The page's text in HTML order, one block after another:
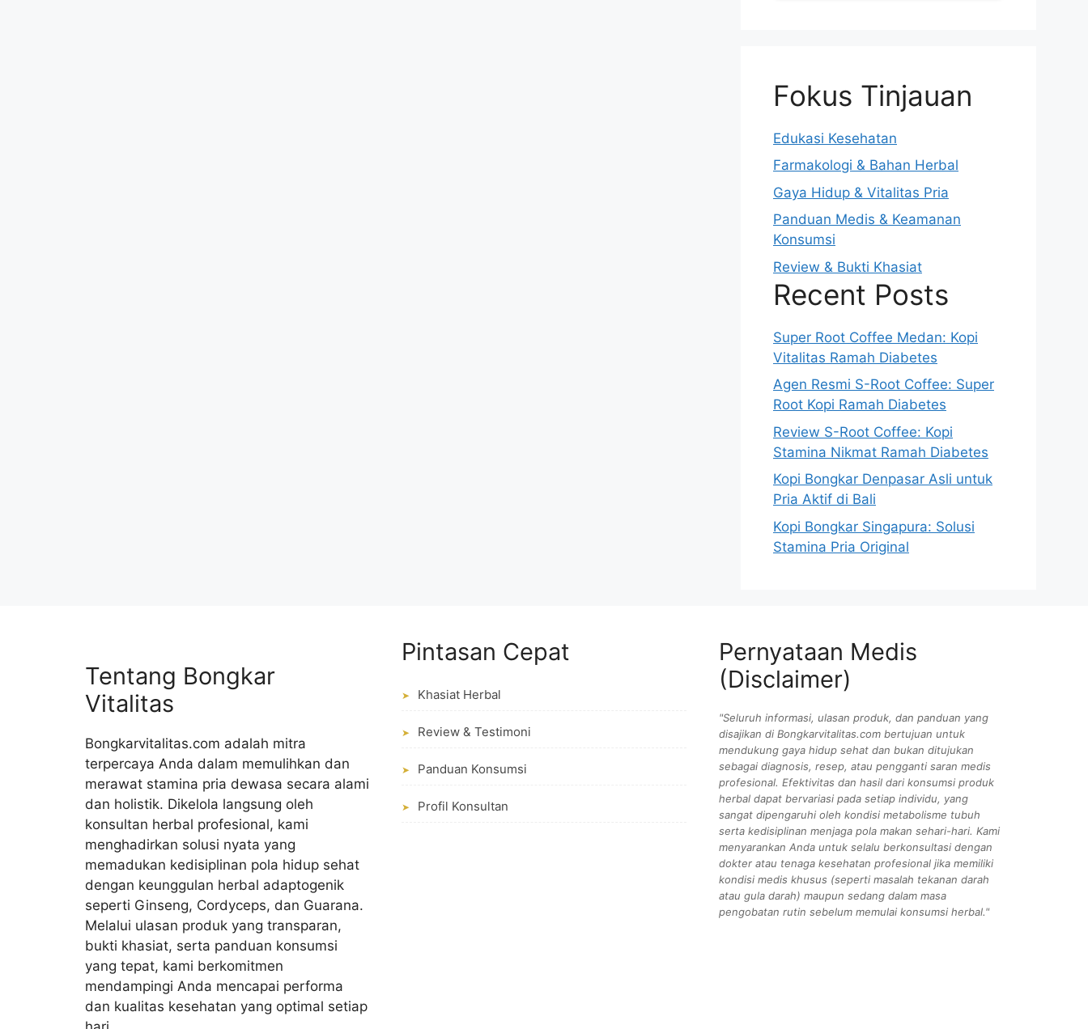
Fokus Tinjauan
Edukasi Kesehatan
Farmakologi & Bahan Herbal
Gaya Hidup & Vitalitas Pria
Panduan Medis & Keamanan
Konsumsi
Review & Bukti Khasiat
Recent Posts
Super Root Coffee Medan: Kopi
Vitalitas Ramah Diabetes
Agen Resmi S-Root Coffee: Super
Root Kopi Ramah Diabetes
Review S-Root Coffee: Kopi
Stamina Nikmat Ramah Diabetes
Kopi Bongkar Denpasar Asli untuk
Pria Aktif di Bali
Kopi Bongkar Singapura: Solusi
Stamina Pria Original
Tentang Bongkar
Vitalitas
Bongkarvitalitas.com adalah mitra
terpercaya Anda dalam memulihkan dan
merawat stamina pria dewasa secara alami
dan holistik. Dikelola langsung oleh
konsultan herbal profesional, kami
menghadirkan solusi nyata yang
memadukan kedisiplinan pola hidup sehat
dengan keunggulan herbal adaptogenik
seperti Ginseng, Cordyceps, dan Guarana.
Melalui ulasan produk yang transparan,
bukti khasiat, serta panduan konsumsi
yang tepat, kami berkomitmen
mendampingi Anda mencapai performa
dan kualitas kesehatan yang optimal setiap
Pintasan Cepat
➤ Khasiat Herbal
➤ Review & Testimoni
➤ Panduan Konsumsi
➤ Profil Konsultan
Pernyataan Medis
(Disclaimer)
"Seluruh informasi, ulasan produk, dan panduan yang
disajikan di Bongkarvitalitas.com bertujuan untuk
mendukung gaya hidup sehat dan bukan ditujukan
sebagai diagnosis, resep, atau pengganti saran medis
profesional. Efektivitas dan hasil dari konsumsi produk
herbal dapat bervariasi pada setiap individu, yang
sangat dipengaruhi oleh kondisi metabolisme tubuh
serta kedisiplinan menjaga pola makan sehari-hari. Kami
menyarankan Anda untuk selalu berkonsultasi dengan
dokter atau tenaga kesehatan profesional jika memiliki
kondisi medis khusus (seperti masalah tekanan darah
atau gula darah) maupun sedang dalam masa
pengobatan rutin sebelum memulai konsumsi herbal."